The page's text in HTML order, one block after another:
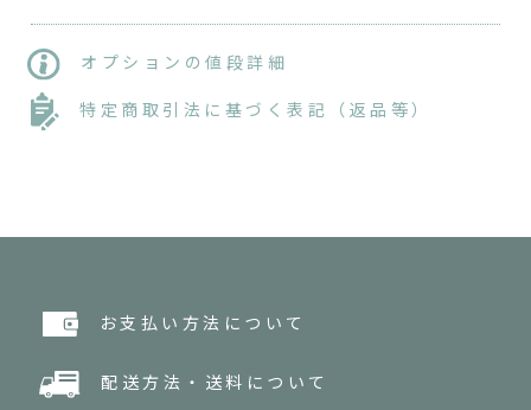
オプションの値段詳細
特定商取引法に基づく表記（返品等）
お支払い方法について
配送方法・送料について